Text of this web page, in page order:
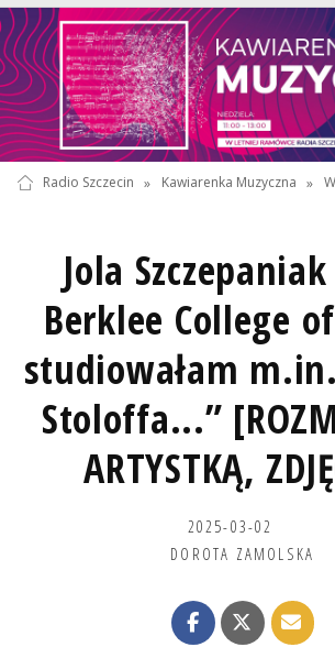
Radio Szczecin » Kawiarenka Muzyczna »
Jola
Berklee College
studiowałam
Stoloffa...”
ARTYSTKĄ,
2025-03-02
DOROTA ZAMOLSKA